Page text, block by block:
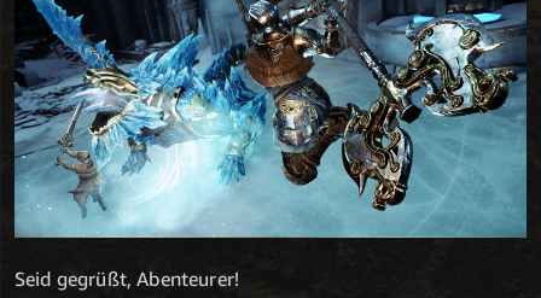
Seid gegrüßt, Abenteurer!